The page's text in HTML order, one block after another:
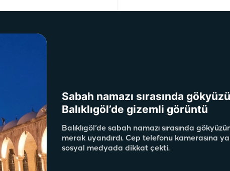
Sabah namazı sırasında
Balıklıgöl’de gizemli görüntü
Balıklıgöl’de sabah namazı sırasında
merak uyandırdı. Cep telefonu kamerasına
sosyal medyada dikkat çekti.